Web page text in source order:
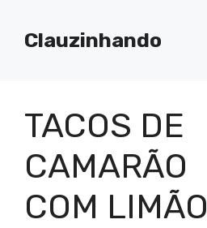
paraClauzinhando
TACOS DE
CAMARÃO
COM LIMÃO